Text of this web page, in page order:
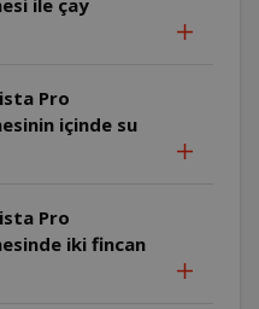
Pro
içinde su
Pro
iki fincan